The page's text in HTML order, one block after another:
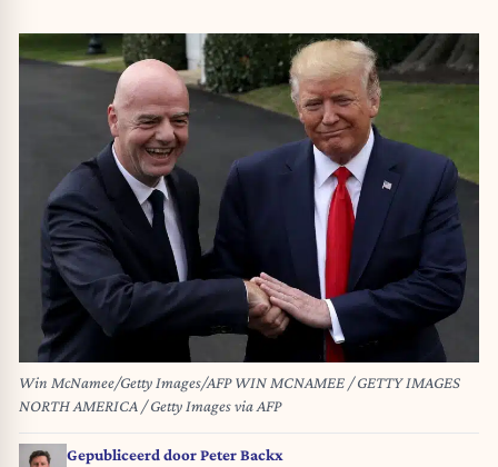
Win McNamee/Getty Images/AFP WIN MCNAMEE / GETTY IMAGES
NORTH AMERICA / Getty Images via AFP
Gepubliceerd doorPeter Backx